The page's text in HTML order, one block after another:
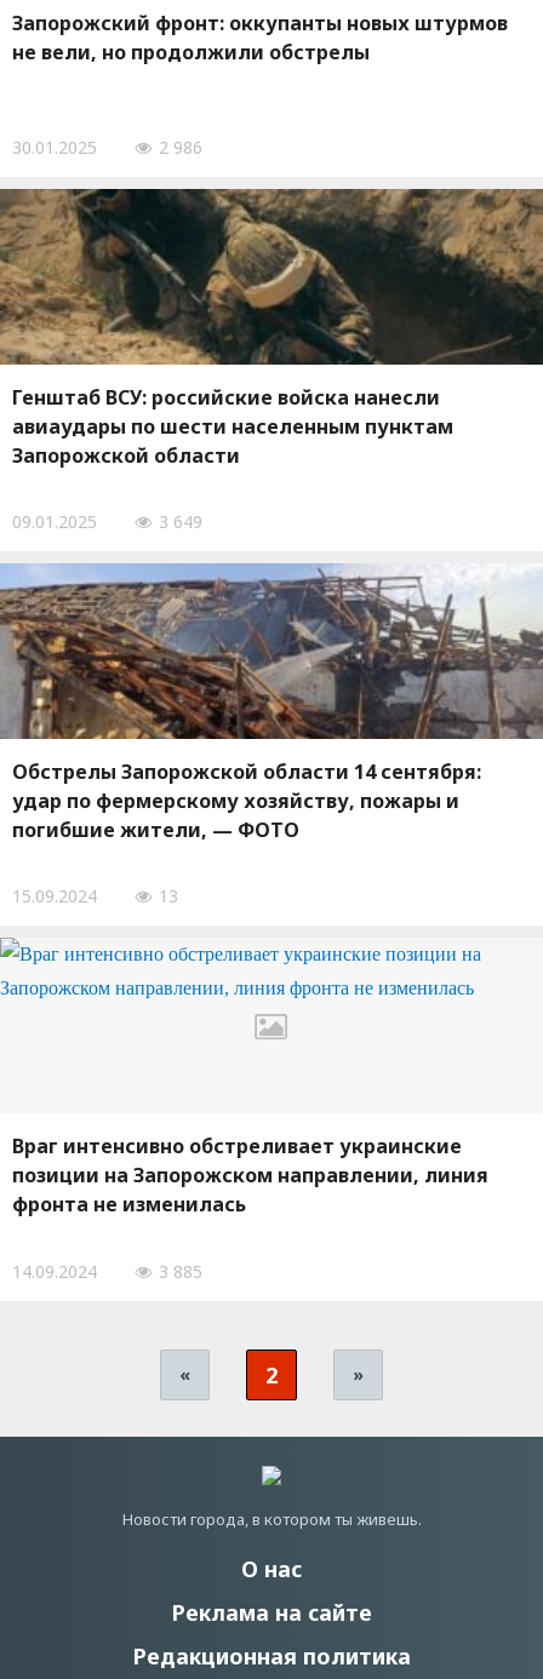
Запорожский фронт: оккупанты новых штурмов
не вели, но продолжили обстрелы
30.01.2025 2 986
Генштаб ВСУ: российские войска нанесли
авиаудары по шести населенным пунктам
Запорожской области
09.01.2025 3 649
Обстрелы Запорожской области 14 сентября:
удар по фермерскому хозяйству, пожары и
погибшие жители, — ФОТО
15.09.2024 13
Враг интенсивно обстреливает украинские
позиции на Запорожском направлении, линия
фронта не изменилась
14.09.2024 3 885
« 2 »
Новости города, в котором ты живешь.
О нас
Реклама на сайте
Редакционная политика